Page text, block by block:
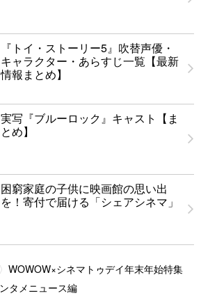
『トイ・ストーリー5』吹替声優・
キャラクター・あらすじ一覧【最新
情報まとめ】
実写『ブルーロック』キャスト【ま
とめ】
困窮家庭の子供に映画館の思い出
を！寄付で届ける「シェアシネマ」
WOWOW×シネマトゥデイ年末年始特集
タメニュース編